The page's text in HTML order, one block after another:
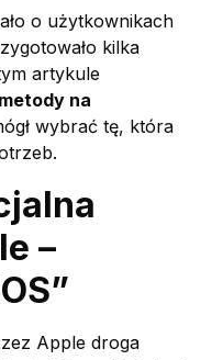
o użytkownikach
kilka
artykule
na
wybrać tę, która
–
Apple droga